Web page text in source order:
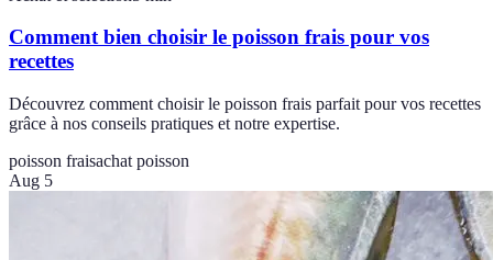
Comment bien choisir le poisson frais pour vos
recettes
Découvrez comment choisir le poisson frais parfait pour vos recettes
grâce à nos conseils pratiques et notre expertise.
poisson fraisachat poisson
Aug 5